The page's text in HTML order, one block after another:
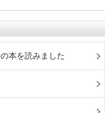
本を読みました